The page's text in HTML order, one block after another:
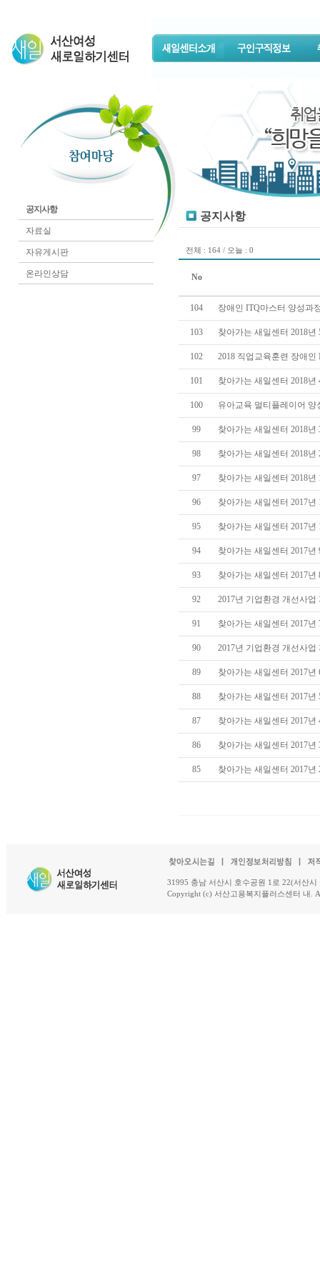
공지사항
자료실
자유게시판
온라인상담
공지사항
전체 : 164 / 오늘 : 0
No
104 장애인 ITQ마스터 양성과
103 찾아가는 새일센터 2018년
102 2018 직업교육훈련 장애
101 찾아가는 새일센터 2018년
100 유아교육 멀티플레이어
99 찾아가는 새일센터 2018년
98 찾아가는 새일센터 2018년
97 찾아가는 새일센터 2018년
96 찾아가는 새일센터 2017년
95 찾아가는 새일센터 2017년
94 찾아가는 새일센터 2017년
93 찾아가는 새일센터 2017년
92 2017년 기업환경 개선사
91 찾아가는 새일센터 2017년
90 2017년 기업환경 개선사
89 찾아가는 새일센터 2017년
88 찾아가는 새일센터 2017년
87 찾아가는 새일센터 2017년
86 찾아가는 새일센터 2017년
85 찾아가는 새일센터 2017년
31995 충남 서산시 호수공원 1로 22(서산
Copyright (c) 서산고용복지플러스센터 내.